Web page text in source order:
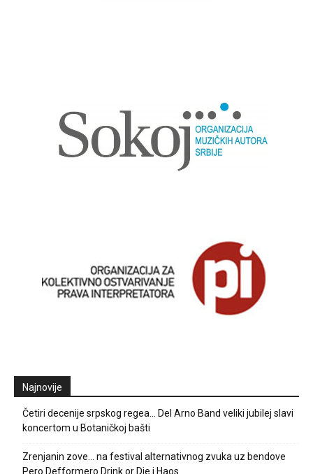
Najnovije
Četiri decenije srpskog regea… Del Arno Band veliki jubilej slavi
koncertom u Botaničkoj bašti
Zrenjanin zove… na festival alternativnog zvuka uz bendove
Pero Defformero Drink or Die i Haos